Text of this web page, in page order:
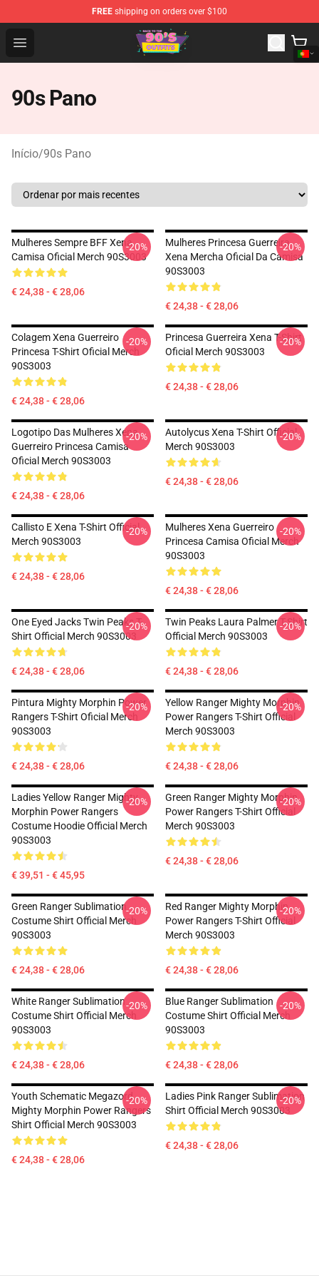
FREE shipping on orders over $100
Open menu
90s Outfits Store - Official 90s Outfits Merchandise Shop
90s Pano
Início/90s Pano
Mulheres Sempre BFF Xena
Camisa Oficial Merch 90S3003
€ 24,38 - € 28,06
-20%
Mulheres Princesa Guerreira
Xena Mercha Oficial Da Camisa
90S3003
€ 24,38 - € 28,06
-20%
Colagem Xena Guerreiro
Princesa T-Shirt Oficial Merch
90S3003
€ 24,38 - € 28,06
-20%
Princesa Guerreira Xena T-Shirt
Oficial Merch 90S3003
€ 24,38 - € 28,06
-20%
Logotipo Das Mulheres Xena
Guerreiro Princesa Camisa
Oficial Merch 90S3003
€ 24,38 - € 28,06
-20%
Autolycus Xena T-Shirt Official
Merch 90S3003
€ 24,38 - € 28,06
-20%
Callisto E Xena T-Shirt Official
Merch 90S3003
€ 24,38 - € 28,06
-20%
Mulheres Xena Guerreiro
Princesa Camisa Oficial Merch
90S3003
€ 24,38 - € 28,06
-20%
One Eyed Jacks Twin Peaks T-
Shirt Official Merch 90S3003
€ 24,38 - € 28,06
-20%
Twin Peaks Laura Palmer T-Shirt
Official Merch 90S3003
€ 24,38 - € 28,06
-20%
Pintura Mighty Morphin Power
Rangers T-Shirt Oficial Merch
90S3003
€ 24,38 - € 28,06
-20%
Yellow Ranger Mighty Morphin
Power Rangers T-Shirt Official
Merch 90S3003
€ 24,38 - € 28,06
-20%
Ladies Yellow Ranger Mighty
Morphin Power Rangers
Costume Hoodie Official Merch
90S3003
€ 39,51 - € 45,95
-20%
Green Ranger Mighty Morphin
Power Rangers T-Shirt Official
Merch 90S3003
€ 24,38 - € 28,06
-20%
Green Ranger Sublimation
Costume Shirt Official Merch
90S3003
€ 24,38 - € 28,06
-20%
Red Ranger Mighty Morphin
Power Rangers T-Shirt Official
Merch 90S3003
€ 24,38 - € 28,06
-20%
White Ranger Sublimation
Costume Shirt Official Merch
90S3003
€ 24,38 - € 28,06
-20%
Blue Ranger Sublimation
Costume Shirt Official Merch
90S3003
€ 24,38 - € 28,06
-20%
Youth Schematic Megazord
Mighty Morphin Power Rangers
Shirt Official Merch 90S3003
€ 24,38 - € 28,06
-20%
Ladies Pink Ranger Sublimation
Shirt Official Merch 90S3003
€ 24,38 - € 28,06
-20%